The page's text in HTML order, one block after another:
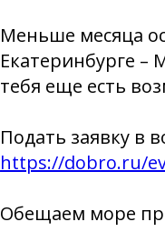
Меньше месяца
Екатеринбурге –
тебя еще есть
Подать заявку в
https://dobro.ru/
Обещаем море